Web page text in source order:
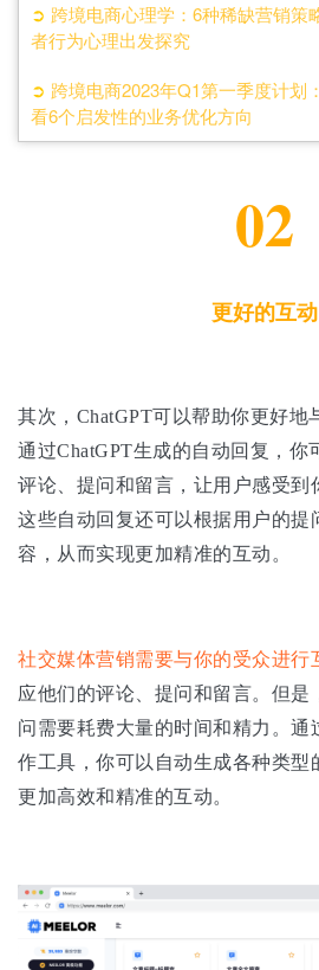
➲ 跨境电商心理学：6种稀缺营销策
者行为心理出发探究
➲ 跨境电商2023年Q1第一季度计划
看6个启发性的业务优化方向
02
更好的互动
其次，ChatGPT可以帮助你更好地
通过ChatGPT生成的自动回复，你
评论、提问和留言，让用户感受到
这些自动回复还可以根据用户的提
容，从而实现更加精准的互动。
社交媒体营销需要与你的受众进行
应他们的评论、提问和留言。但是
问需要耗费大量的时间和精力。通
作工具，你可以自动生成各种类型
更加高效和精准的互动。